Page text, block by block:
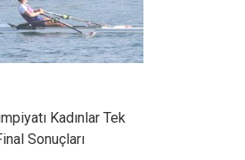
Kadınlar Tek
Sonuçları